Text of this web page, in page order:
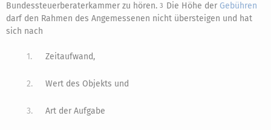
Bundessteuerberaterkammer zu hören. 3 Die Höhe der Gebühren
darf den Rahmen des Angemessenen nicht übersteigen und hat
sich nach
1. Zeitaufwand,
2. Wert des Objekts und
3. Art der Aufgabe